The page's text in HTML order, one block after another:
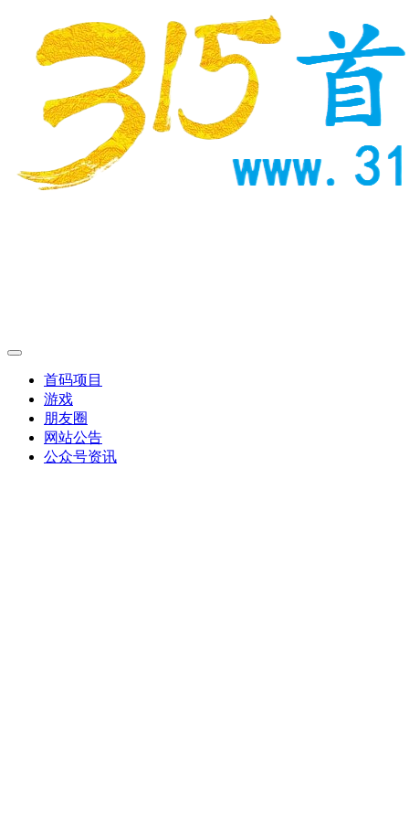
首码项目
游戏
朋友圈
网站公告
公众号资讯